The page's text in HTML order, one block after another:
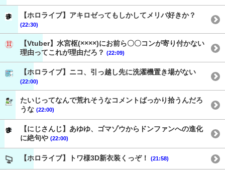
【ホロライブ】アキロゼってもしかしてメリバ好きか？
(22:30)
【Vtuber】水宮枢(××××)にお前ら〇〇コンが寄り付かない
理由ってこれが理由だろ？ (22:09)
【ホロライブ】ニコ、引っ越し先に洗濯機置き場がない
(22:00)
たいじってなんで荒れそうなコメントばっかり拾うんだろ
うな (22:00)
【にじさんじ】あゆゆ、ゴマゾウからドンファンへの進化
に絶句や (22:00)
【ホロライブ】トワ様3D新衣装くっぞ！ (21:58)